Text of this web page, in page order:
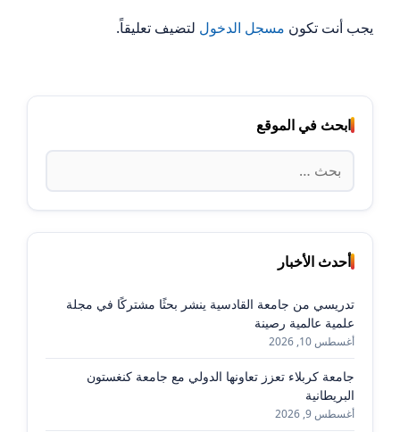
يجب أنت تكون مسجل الدخول لتضيف تعليقاً.
ابحث في الموقع
البحث
عن:
أحدث الأخبار
تدريسي من جامعة القادسية ينشر بحثًا مشتركًا في مجلة
علمية عالمية رصينة
أغسطس 10, 2026
جامعة كربلاء تعزز تعاونها الدولي مع جامعة كنغستون
البريطانية
أغسطس 9, 2026